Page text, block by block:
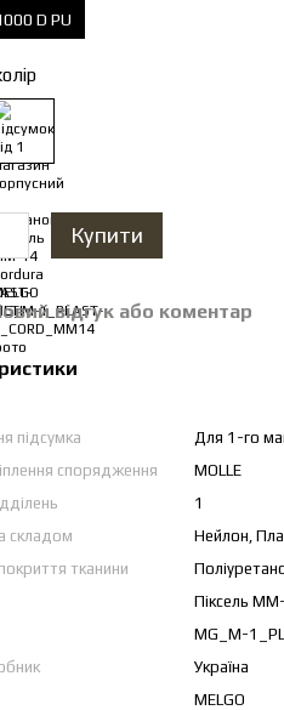
D PU
Купити
відгук або коментар
підсумка
Для 1-го
спорядження
MOLLE
1
складом
Нейлон,
тканини
Піксель
MG_М-
Україна
MELGO